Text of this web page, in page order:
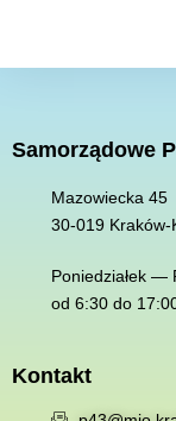
Samorządowe
Mazowiecka 45
30-019 Kraków-
Poniedziałek —
od 6:30 do
Kontakt